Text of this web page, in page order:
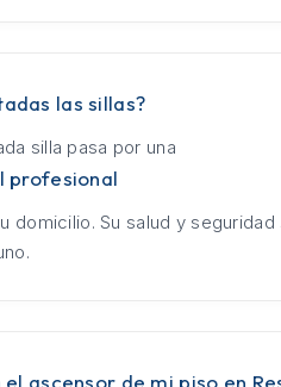
las sillas?
silla pasa por una
profesional
domicilio. Su salud y seguridad
el ascensor de mi piso en